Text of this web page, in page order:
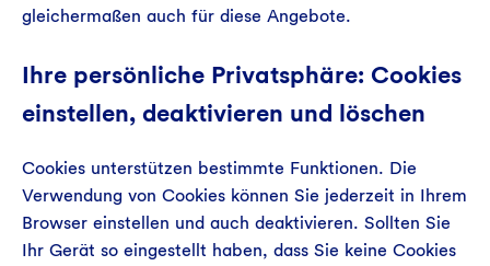
gleichermaßen auch für diese Angebote.
Ihre persönliche Privatsphäre: Cookies
einstellen, deaktivieren und löschen
Cookies unterstützen bestimmte Funktionen. Die
Verwendung von Cookies können Sie jederzeit in Ihrem
Browser einstellen und auch deaktivieren. Sollten Sie
Ihr Gerät so eingestellt haben, dass Sie keine Cookies